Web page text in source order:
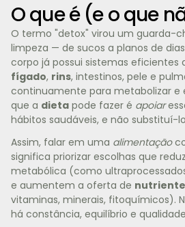
O que é (e o que
O termo "detox" virou um guarda-
limpeza — de sucos a planos de
corpo já possui sistemas eficientes
fígado, rins, intestinos, pele e
continuamente para metabolizar e
que a dieta pode fazer é apoiar
hábitos saudáveis, e não substituí-
Assim, falar em uma alimentação
significa priorizar escolhas que
metabólica (como
e aumentem a oferta de
vitaminas, minerais, fitoquímicos).
há constância, equilíbrio e